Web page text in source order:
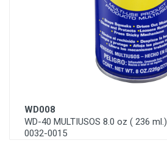
WD008
WD-40 MULTIUSOS 8.0 oz ( 236 ml.)
0032-0015